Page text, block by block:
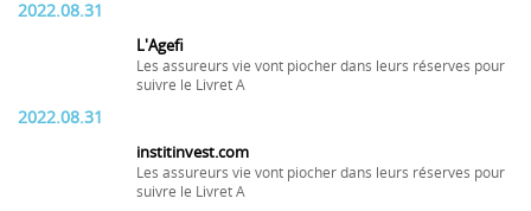
2022.08.31
L'Agefi
Les assureurs vie vont piocher dans leurs réserves pour
suivre le Livret A
2022.08.31
institinvest.com
Les assureurs vie vont piocher dans leurs réserves pour
suivre le Livret A